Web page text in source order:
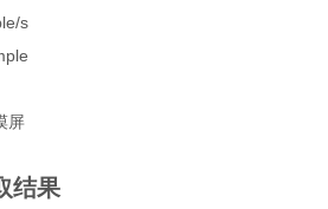
s
屏
结果